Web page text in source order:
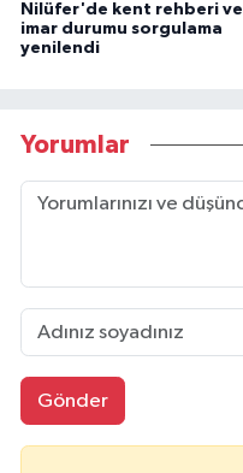
Nilüfer'de kent rehberi ve
imar durumu sorgulama
yenilendi
Yorumlar
Gönder